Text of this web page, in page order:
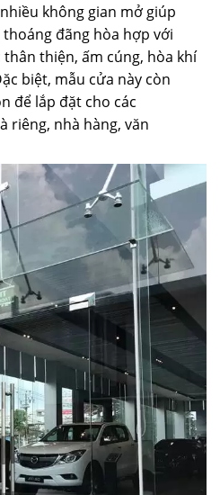
không gian mở giúp
đãng hòa hợp với
thiện, ấm cúng, hòa khí
biệt, mẫu cửa này còn
để lắp đặt cho các
riêng, nhà hàng, văn